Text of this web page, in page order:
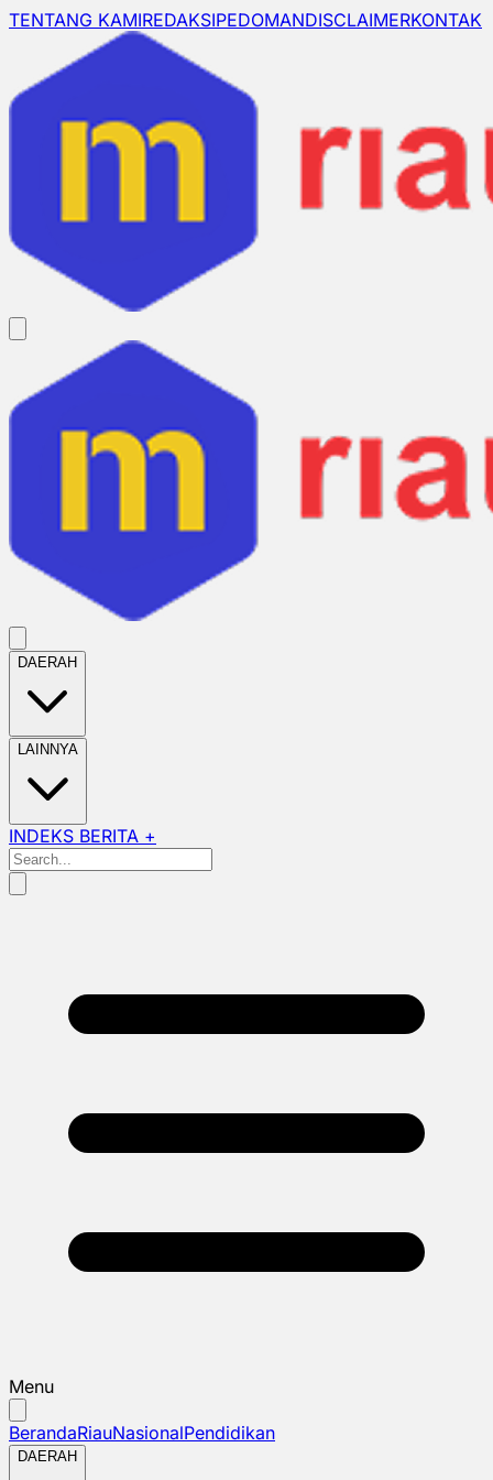
TENTANG KAMIREDAKSIPEDOMANDISCLAIMERKONTAK
DAERAH
LAINNYA
INDEKS BERITA +
Menu
BerandaRiauNasionalPendidikan
DAERAH